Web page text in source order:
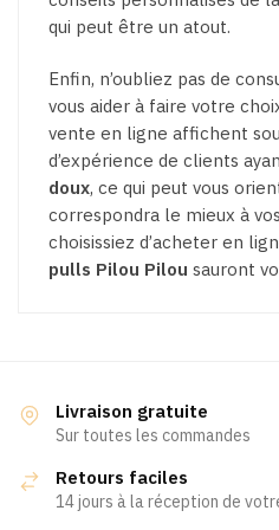
qui peut être un atout.
Enfin, n’oubliez pas de
vous aider à faire votre
vente en ligne affichent
d’expérience de clients
doux, ce qui peut vous
correspondra le mieux à
choisissiez d’acheter en
pulls Pilou Pilou sauront
Livraison gratuite
Sur toutes les commandes
Retours faciles
14 jours à la réception de